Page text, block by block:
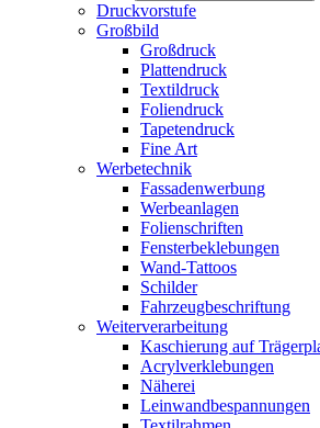
Druckvorstufe
Großbild
Großdruck
Plattendruck
Textildruck
Foliendruck
Tapetendruck
Fine Art
Werbetechnik
Fassadenwerbung
Werbeanlagen
Folienschriften
Fensterbeklebungen
Wand-Tattoos
Schilder
Fahrzeugbeschriftung
Weiterverarbeitung
Kaschierung auf
Acrylverklebungen
Näherei
Leinwandbespannungen